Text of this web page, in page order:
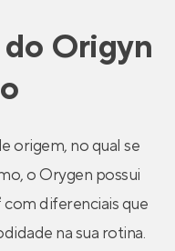
do Origyn
origem, no qual se
o Orygen possui
com diferenciais que
na sua rotina.